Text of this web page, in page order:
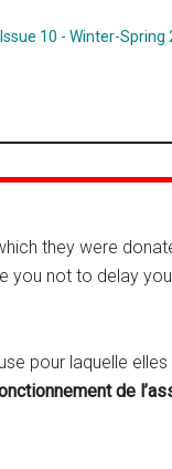
Issue 10 - Winter-Spring
they were
you not to delay
pour laquelle
de